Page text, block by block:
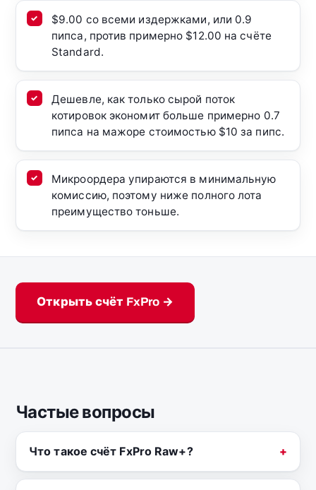
$9.00 со всеми издержками, или 0.9
пипса, против примерно $12.00 на счёте
Standard.
Дешевле, как только сырой поток
котировок экономит больше примерно 0.7
пипса на мажоре стоимостью $10 за пипс.
Микроордера упираются в минимальную
комиссию, поэтому ниже полного лота
преимущество тоньше.
Открыть счёт FxPro →
Частые вопросы
Что такое счёт FxPro Raw+?